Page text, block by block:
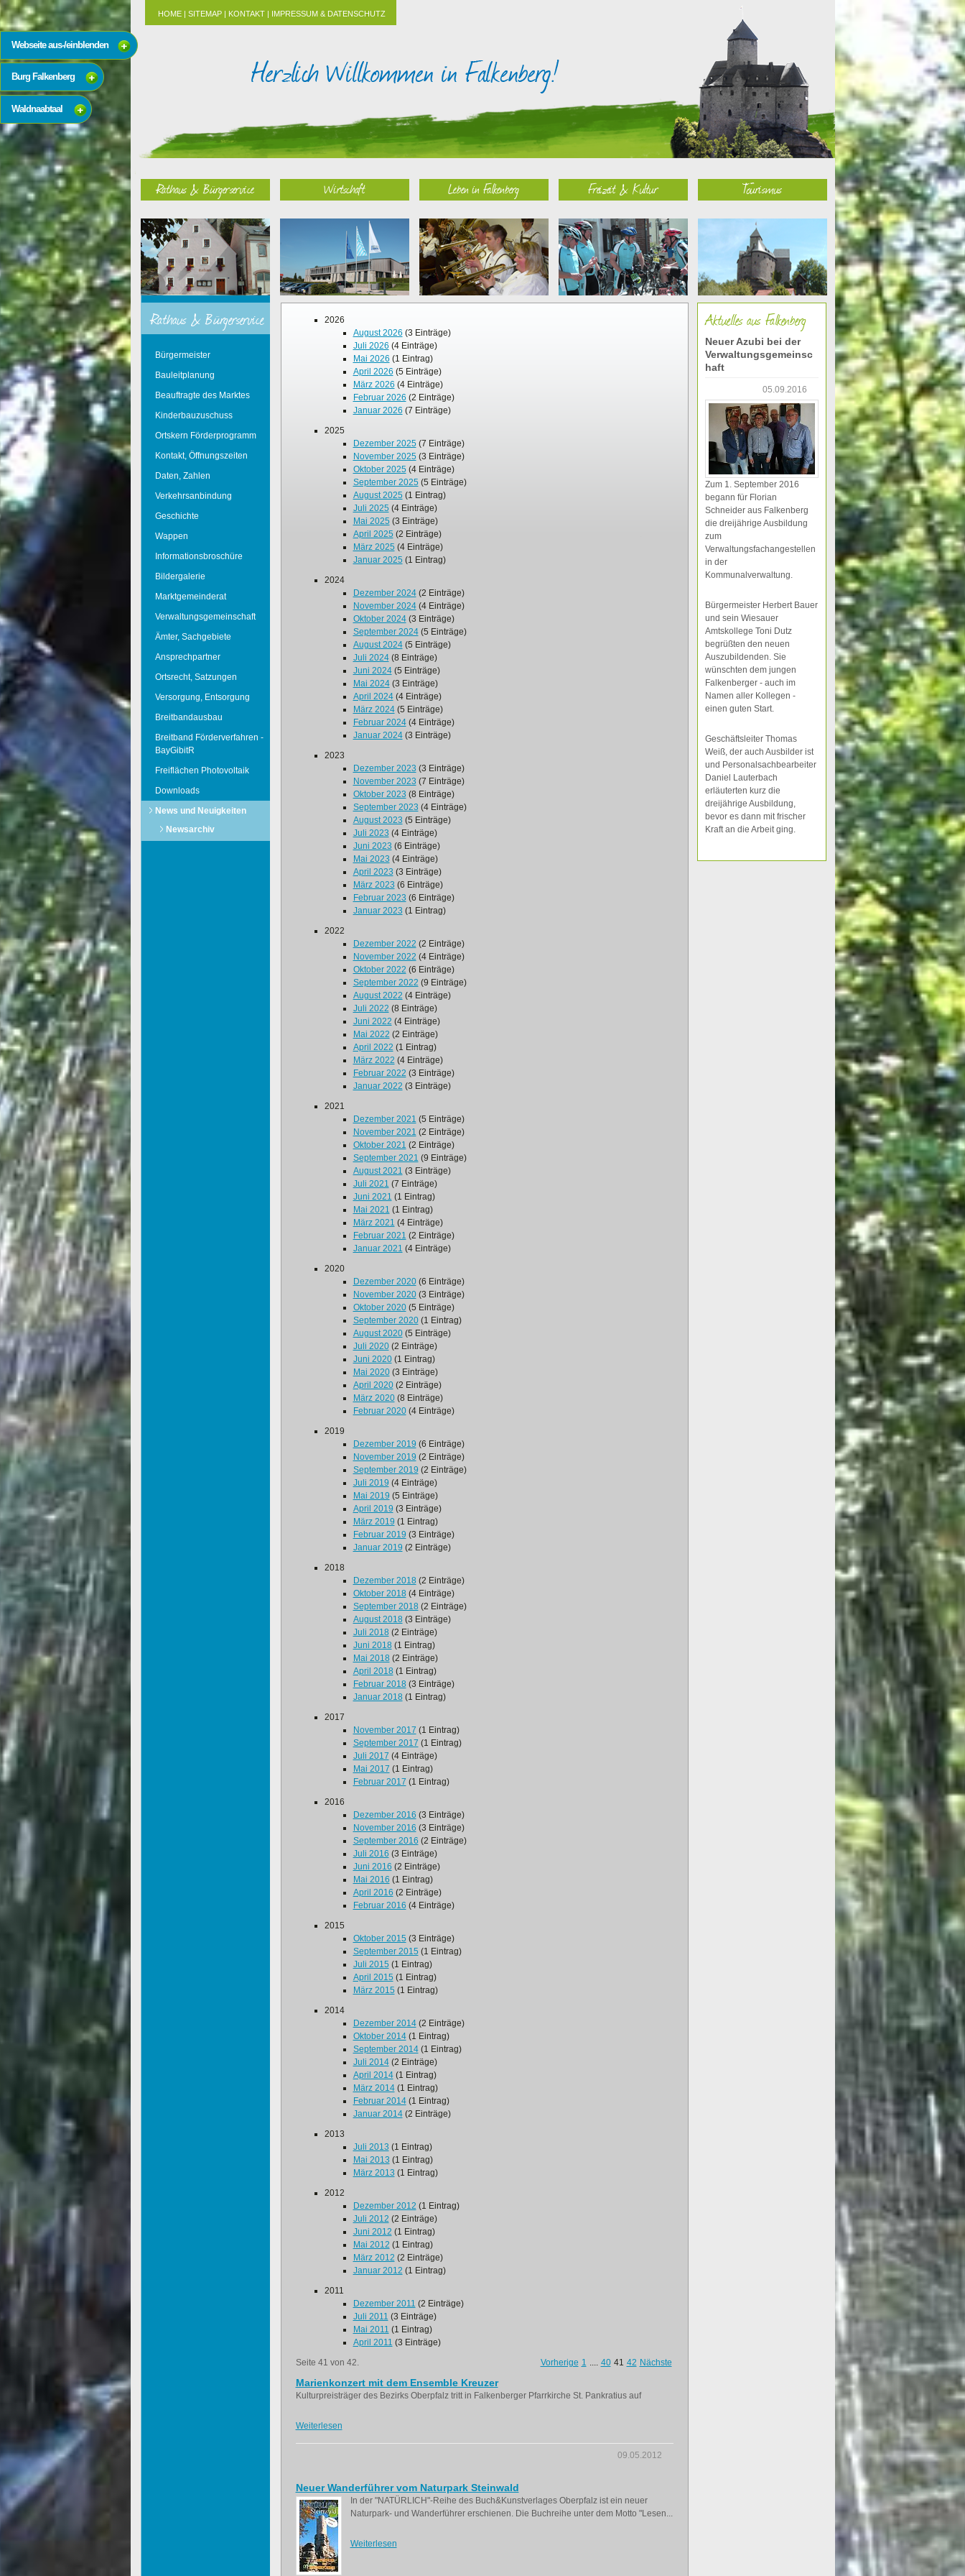
HOME| SITEMAP| KONTAKT| IMPRESSUM & DATENSCHUTZ
Rathaus & Bürgerservice Wirtschaft Leben in Falkenberg Freizeit & Kultur Tourismus
Rathaus & Bürgerservice
Bürgermeister
Bauleitplanung
Beauftragte des Marktes
Kinderbauzuschuss
Ortskern Förderprogramm
Kontakt, Öffnungszeiten
Daten, Zahlen
Verkehrsanbindung
Geschichte
Wappen
Informationsbroschüre
Bildergalerie
Marktgemeinderat
Verwaltungsgemeinschaft
Ämter, Sachgebiete
Ansprechpartner
Ortsrecht, Satzungen
Versorgung, Entsorgung
Breitbandausbau
Breitband Förderverfahren -
BayGibitR
Freiflächen Photovoltaik
Downloads
News und Neuigkeiten
Newsarchiv
2026
August 2026 (3 Einträge)
Juli 2026 (4 Einträge)
Mai 2026 (1 Eintrag)
April 2026 (5 Einträge)
März 2026 (4 Einträge)
Februar 2026 (2 Einträge)
Januar 2026 (7 Einträge)
2025
Dezember 2025(7 Einträge)
November 2025(3 Einträge)
Oktober 2025(4 Einträge)
September 2025(5 Einträge)
August 2025(1 Eintrag)
Juli 2025 (4 Einträge)
Mai 2025 (3 Einträge)
April 2025 (2 Einträge)
März 2025 (4 Einträge)
Januar 2025 (1 Eintrag)
2024
Dezember 2024(2 Einträge)
November 2024(4 Einträge)
Oktober 2024(3 Einträge)
September 2024(5 Einträge)
August 2024(5 Einträge)
Juli 2024(8 Einträge)
Juni 2024(5 Einträge)
Mai 2024(3 Einträge)
April 2024(4 Einträge)
März 2024(5 Einträge)
Februar 2024(4 Einträge)
Januar 2024(3 Einträge)
2023
Dezember 2023 (3 Einträge)
November 2023 (7 Einträge)
Oktober 2023 (8 Einträge)
September 2023 (4 Einträge)
August 2023 (5 Einträge)
Juli 2023 (4 Einträge)
Juni 2023 (6 Einträge)
Mai 2023 (4 Einträge)
April 2023 (3 Einträge)
März 2023 (6 Einträge)
Februar 2023 (6 Einträge)
Januar 2023 (1 Eintrag)
2022
Dezember 2022 (2 Einträge)
November 2022 (4 Einträge)
Oktober 2022 (6 Einträge)
September 2022 (9 Einträge)
August 2022 (4 Einträge)
Juli 2022 (8 Einträge)
Juni 2022 (4 Einträge)
Mai 2022 (2 Einträge)
April 2022 (1 Eintrag)
März 2022 (4 Einträge)
Februar 2022 (3 Einträge)
Januar 2022 (3 Einträge)
2021
Dezember 2021 (5 Einträge)
November 2021 (2 Einträge)
Oktober 2021 (2 Einträge)
September 2021 (9 Einträge)
August 2021 (3 Einträge)
Juli 2021 (7 Einträge)
Juni 2021 (1 Eintrag)
Mai 2021 (1 Eintrag)
März 2021 (4 Einträge)
Februar 2021 (2 Einträge)
Januar 2021 (4 Einträge)
2020
Dezember 2020(6 Einträge)
November 2020(3 Einträge)
Oktober 2020(5 Einträge)
September 2020(1 Eintrag)
August 2020(5 Einträge)
Juli 2020(2 Einträge)
Juni 2020(1 Eintrag)
Mai 2020(3 Einträge)
April 2020(2 Einträge)
März 2020(8 Einträge)
Februar 2020(4 Einträge)
2019
Dezember 2019 (6 Einträge)
November 2019 (2 Einträge)
September 2019 (2 Einträge)
Juli 2019 (4 Einträge)
Mai 2019 (5 Einträge)
April 2019 (3 Einträge)
März 2019 (1 Eintrag)
Februar 2019 (3 Einträge)
Januar 2019 (2 Einträge)
2018
Dezember 2018(2 Einträge)
Oktober 2018(4 Einträge)
September 2018(2 Einträge)
August 2018(3 Einträge)
Juli 2018(2 Einträge)
Juni 2018(1 Eintrag)
Mai 2018(2 Einträge)
April 2018(1 Eintrag)
Februar 2018(3 Einträge)
Januar 2018(1 Eintrag)
2017
November 2017 (1 Eintrag)
September 2017 (1 Eintrag)
Juli 2017 (4 Einträge)
Mai 2017 (1 Eintrag)
Februar 2017 (1 Eintrag)
2016
Dezember 2016 (3 Einträge)
November 2016 (3 Einträge)
September 2016 (2 Einträge)
Juli 2016 (3 Einträge)
Juni 2016 (2 Einträge)
Mai 2016 (1 Eintrag)
April 2016 (2 Einträge)
Februar 2016 (4 Einträge)
2015
Oktober 2015 (3 Einträge)
September 2015 (1 Eintrag)
Juli 2015 (1 Eintrag)
April 2015 (1 Eintrag)
März 2015 (1 Eintrag)
2014
Dezember 2014(2 Einträge)
Oktober 2014(1 Eintrag)
September 2014(1 Eintrag)
Juli 2014(2 Einträge)
April 2014(1 Eintrag)
März 2014(1 Eintrag)
Februar 2014(1 Eintrag)
Januar 2014(2 Einträge)
2013
Juli 2013 (1 Eintrag)
Mai 2013 (1 Eintrag)
März 2013 (1 Eintrag)
2012
Dezember 2012 (1 Eintrag)
Juli 2012 (2 Einträge)
Juni 2012 (1 Eintrag)
Mai 2012 (1 Eintrag)
März 2012 (2 Einträge)
Januar 2012 (1 Eintrag)
2011
Dezember 2011 (2 Einträge)
Juli 2011 (3 Einträge)
Mai 2011 (1 Eintrag)
April 2011 (3 Einträge)
Seite 41 von 42.
Vorherige 1 .... 40 41 42 Nächste
Marienkonzert mit dem Ensemble Kreuzer
Kulturpreisträger des Bezirks Oberpfalz tritt in Falkenberger Pfarrkirche St. Pankratius auf
Weiterlesen
09.05.2012
Neuer Wanderführer vom Naturpark Steinwald
In der "NATÜRLICH"-Reihe des Buch&Kunstverlages Oberpfalz ist ein neuer
Naturpark- und Wanderführer erschienen. Die Buchreihe unter dem Motto "Lesen...
Weiterlesen
Aktuelles aus Falkenberg
Neuer Azubi bei der
Verwaltungsgemeinsc
haft
05.09.2016
Zum 1. September 2016
begann für Florian
Schneider aus Falkenberg
die dreijährige Ausbildung
zum
Verwaltungsfachangestellen
in der
Kommunalverwaltung.
Bürgermeister Herbert Bauer
und sein Wiesauer
Amtskollege Toni Dutz
begrüßten den neuen
Auszubildenden. Sie
wünschten dem jungen
Falkenberger - auch im
Namen aller Kollegen -
einen guten Start.
Geschäftsleiter Thomas
Weiß, der auch Ausbilder ist
und Personalsachbearbeiter
Daniel Lauterbach
erläuterten kurz die
dreijährige Ausbildung,
bevor es dann mit frischer
Kraft an die Arbeit ging.
Webseite aus-/einblenden
Burg Falkenberg
Waldnaabtaal